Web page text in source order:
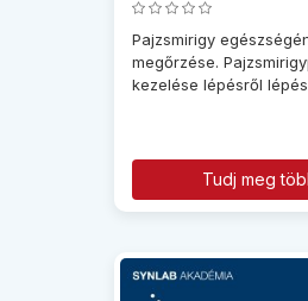
Pajzsmirigy
megőrzése.
kezelése lépésről
Tudj meg